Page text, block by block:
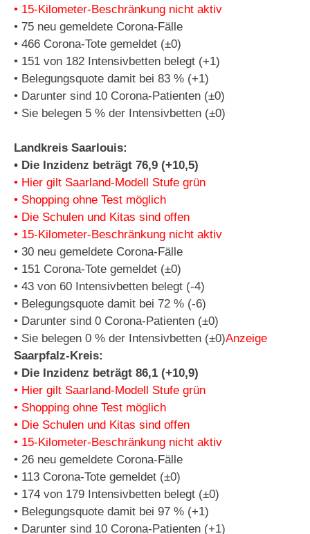
• 15-Kilometer-Beschränkung nicht aktiv
• 75 neu gemeldete Corona-Fälle
• 466 Corona-Tote gemeldet (±0)
• 151 von 182 Intensivbetten belegt (+1)
• Belegungsquote damit bei 83 % (+1)
• Darunter sind 10 Corona-Patienten (±0)
• Sie belegen 5 % der Intensivbetten (±0)
Landkreis Saarlouis:
• Die Inzidenz beträgt 76,9 (+10,5)
• Hier gilt Saarland-Modell Stufe grün
• Shopping ohne Test möglich
• Die Schulen und Kitas sind offen
• 15-Kilometer-Beschränkung nicht aktiv
• 30 neu gemeldete Corona-Fälle
• 151 Corona-Tote gemeldet (±0)
• 43 von 60 Intensivbetten belegt (-4)
• Belegungsquote damit bei 72 % (-6)
• Darunter sind 0 Corona-Patienten (±0)
• Sie belegen 0 % der Intensivbetten (±0)Anzeige
Saarpfalz-Kreis:
• Die Inzidenz beträgt 86,1 (+10,9)
• Hier gilt Saarland-Modell Stufe grün
• Shopping ohne Test möglich
• Die Schulen und Kitas sind offen
• 15-Kilometer-Beschränkung nicht aktiv
• 26 neu gemeldete Corona-Fälle
• 113 Corona-Tote gemeldet (±0)
• 174 von 179 Intensivbetten belegt (±0)
• Belegungsquote damit bei 97 % (+1)
• Darunter sind 10 Corona-Patienten (+1)